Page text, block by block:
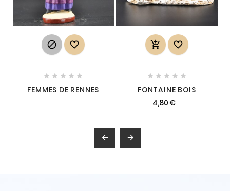
 
    
FEMMES DE RENNES
 
    
FONTAINE BOIS
4,80 €
 